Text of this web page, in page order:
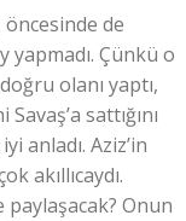
öncesinde de
yapmadı. Çünkü o
olanı yaptı,
sattığını
anladı. Aziz’in
akıllıcaydı.
Onun